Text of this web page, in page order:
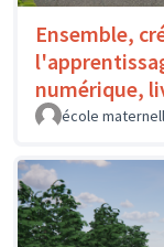
Ensemble,
numérique,
école